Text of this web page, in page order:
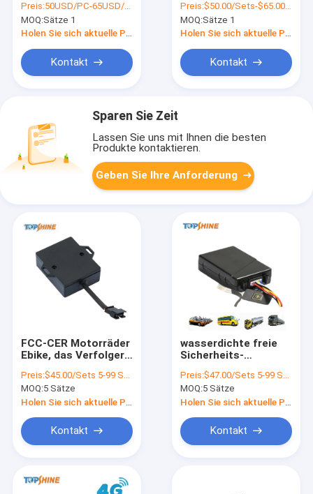
Schnappschüssen
für gestohlenen Anti-
Kraftstoff
Preis:50USD/PC-65USD/PC
MOQ:Sätze 1
Holen Sie sich aktuelle Preis
Kontakt
GPS identifizieren die
Spurhaltung des
Gerätes für LKW-
Preis:$50.00/Sets-$65.00/Sets
MOQ:Sätze 1
Holen Sie sich aktuelle Preis
Kontakt
Sparen Sie Zeit
Lassen Sie uns mit Ihnen die besten
Produkte kontaktieren.
Geben Sie Ihre Anforderung
FCC-CER Motorräder
Ebike, das Verfolger
GPS mit industrieller
CPU aufspürt
Preis:$45.00/Sets 5-99 Sets
MOQ:5 Sätze
Kontakt
wasserdichte freie
Sicherheits-
Antidiebstahl GPS
des Auto-650mAh für
Auto MT01
Preis:$47.00/Sets 5-99 Sets
MOQ:5 Sätze
Kontakt